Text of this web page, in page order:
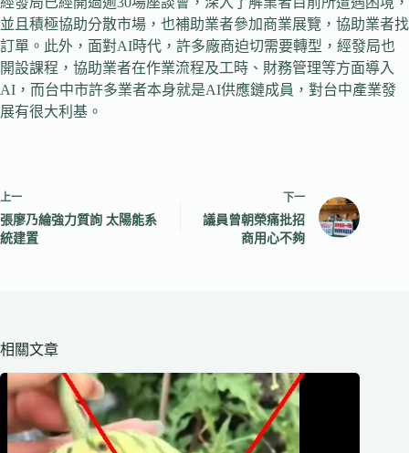
並且積極協助分散市場，也補助業者參加商業展覽，協助業者找
訂單。此外，面對AI時代，許多廠商迫切需要轉型，經發局也
開設課程，協助業者在作業流程及工時、財務管理等方面導入
AI，而台中市許多業者本身就是AI供應鏈成員，對台中產業發
展有很大利基。
上一
張廖乃綸強力質詢 太陽能系
統建置
下一
議員曾朝榮痛批招
商用心不夠
相關文章